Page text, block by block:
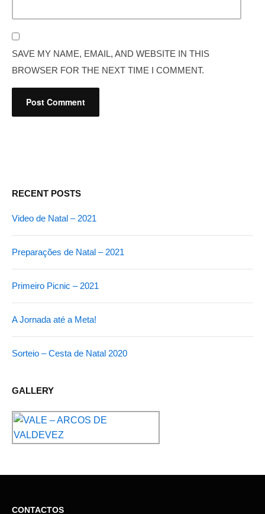
SAVE MY NAME, EMAIL, AND WEBSITE IN THIS
BROWSER FOR THE NEXT TIME I COMMENT.
RECENT POSTS
Video de Natal – 2021
Preparações de Natal – 2021
Primeiro Picnic – 2021
A Jornada até a Meta!
Sorteio – Cesta de Natal 2020
GALLERY
CONTACTOS